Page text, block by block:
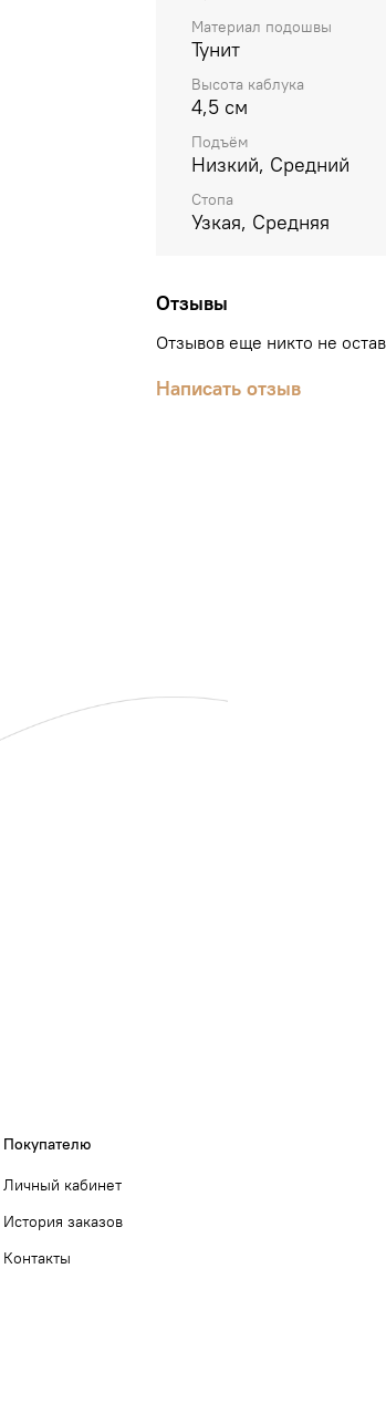
Материал подошвы
Тунит
Высота каблука
4,5 см
Подъём
Низкий, Средний
Стопа
Узкая, Средняя
Отзывы
Отзывов еще никто не
Написать отзыв
Покупателю
Личный кабинет
История заказов
Контакты